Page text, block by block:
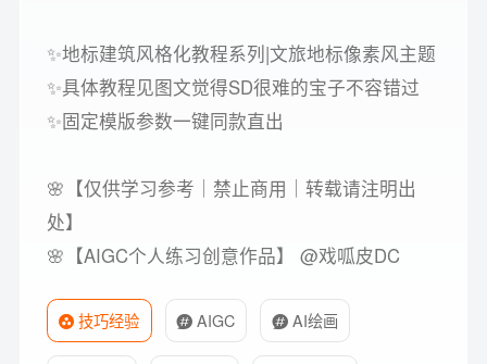
✨地标建筑风格化教程系列|文旅地标像素风主题
✨具体教程见图文觉得SD很难的宝子不容错过
✨固定模版参数一键同款直出
🌸【仅供学习参考｜禁止商用｜转载请注明出
处】
🌸【AIGC个人练习创意作品】 @戏呱皮DC
技巧经验 AIGC AI绘画